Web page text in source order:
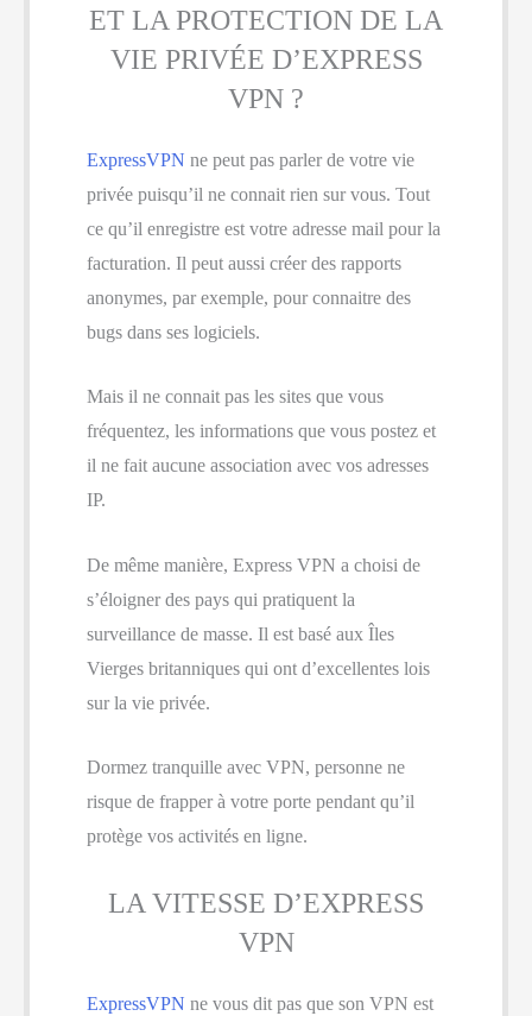
ET LA PROTECTION DE LA
VIE PRIVÉE D’EXPRESS
VPN ?
ExpressVPN ne peut pas parler de votre vie
privée puisqu’il ne connait rien sur vous. Tout
ce qu’il enregistre est votre adresse mail pour la
facturation. Il peut aussi créer des rapports
anonymes, par exemple, pour connaitre des
bugs dans ses logiciels.
Mais il ne connait pas les sites que vous
fréquentez, les informations que vous postez et
il ne fait aucune association avec vos adresses
IP.
De même manière, Express VPN a choisi de
s’éloigner des pays qui pratiquent la
surveillance de masse. Il est basé aux Îles
Vierges britanniques qui ont d’excellentes lois
sur la vie privée.
Dormez tranquille avec VPN, personne ne
risque de frapper à votre porte pendant qu’il
protège vos activités en ligne.
LA VITESSE D’EXPRESS
VPN
ExpressVPN ne vous dit pas que son VPN est